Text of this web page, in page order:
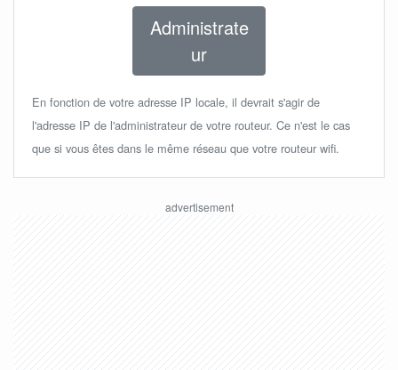
Administrate
ur
En fonction de votre adresse IP locale, il devrait s'agir de
l'adresse IP de l'administrateur de votre routeur. Ce n'est le cas
que si vous êtes dans le même réseau que votre routeur wifi.